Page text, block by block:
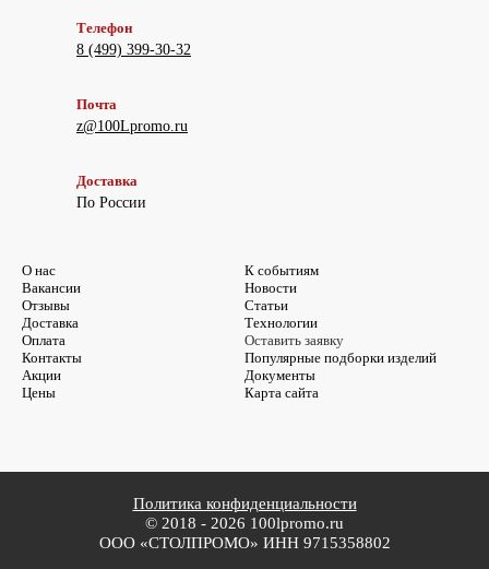
Телефон
8 (499) 399-30-32
Почта
z@100Lpromo.ru
Доставка
По России
О нас
Вакансии
Отзывы
Доставка
Оплата
Контакты
Акции
Цены
К событиям
Новости
Статьи
Технологии
Оставить заявку
Популярные подборки изделий
Документы
Карта сайта
© 2018 - 2026 100lpromo.ru
ООО «СТОЛПРОМО» ИНН 9715358802
Политика конфиденциальности